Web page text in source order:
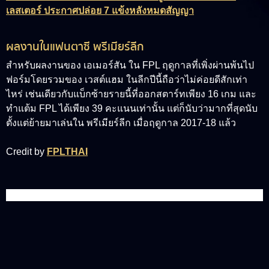
เลสเตอร์ ประกาศปล่อย 7 แข้งหลังหมดสัญญา
ผลงานในแฟนตาซี พรีเมียร์ลีก
สำหรับผลงานของ เอเมอร์สัน ใน FPL ฤดูกาลที่เพิ่งผ่านพ้นไป
ฟอร์มโดยรวมของ เวสต์แฮม ในลีกปีนี้ถือว่าไม่ค่อยดีสักเท่า
ไหร่ เช่นเดียวกับแบ็กซ้ายรายนี้ที่ออกสตาร์ทเพียง 16 เกม และ
ทำแต้ม FPL ได้เพียง 39 คะแนนเท่านั้น แต่ก็นับว่ามากที่สุดนับ
ตั้งแต่ย้ายมาเล่นใน พรีเมียร์ลีก เมื่อฤดูกาล 2017-18 แล้ว
Credit by FPLTHAI